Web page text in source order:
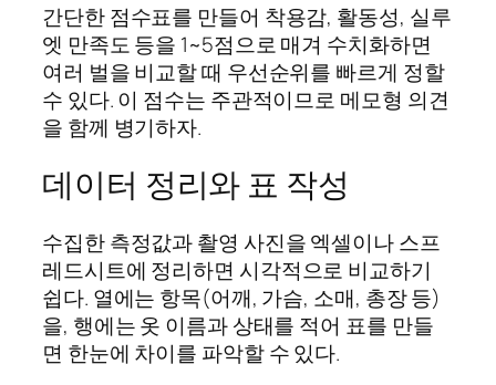
간단한 점수표를 만들어 착용감, 활동성, 실루
엣 만족도 등을 1~5점으로 매겨 수치화하면
여러 벌을 비교할 때 우선순위를 빠르게 정할
수 있다. 이 점수는 주관적이므로 메모형 의견
을 함께 병기하자.
데이터 정리와 표 작성
수집한 측정값과 촬영 사진을 엑셀이나 스프
레드시트에 정리하면 시각적으로 비교하기
쉽다. 열에는 항목(어깨, 가슴, 소매, 총장 등)
을, 행에는 옷 이름과 상태를 적어 표를 만들
면 한눈에 차이를 파악할 수 있다.